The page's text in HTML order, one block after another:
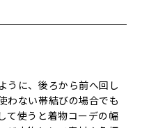
うに、後ろから前へ回し
わない帯結びの場合でも
て使うと着物コーデの幅